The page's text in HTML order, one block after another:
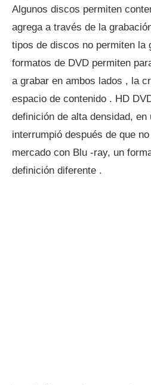
Algunos discos permiten
agrega a través de la
tipos de discos no permiten la
formatos de DVD permiten
a grabar en ambos lados , la
espacio de contenido . HD
definición de alta densidad,
interrumpió después de que
mercado con Blu -ray, un
definición diferente .